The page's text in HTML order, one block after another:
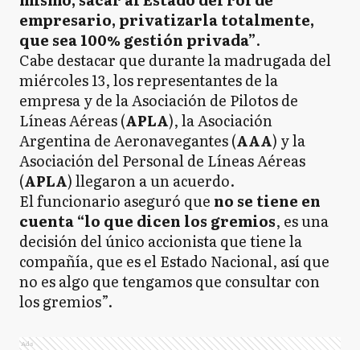
empresario, privatizarla totalmente,
que sea 100% gestión privada”.
Cabe destacar que durante la madrugada del
miércoles 13, los representantes de la
empresa y de la Asociación de Pilotos de
Líneas Aéreas (APLA), la Asociación
Argentina de Aeronavegantes (AAA) y la
Asociación del Personal de Líneas Aéreas
(APLA) llegaron a un acuerdo.
El funcionario aseguró que no se tiene en
cuenta “lo que dicen los gremios, es una
decisión del único accionista que tiene la
compañía, que es el Estado Nacional, así que
no es algo que tengamos que consultar con
los gremios”.
Ads